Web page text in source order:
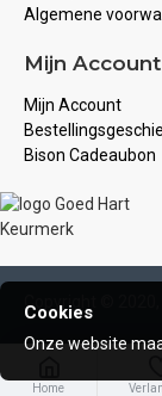
Algemene
Mijn Account
Mijn Account
Bison Cadeaubon
Copyright ©
Home
Cookies
Onze website